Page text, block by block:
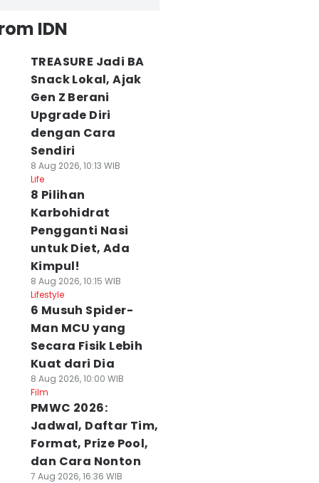
IDN
TREASURE Jadi BA
Snack Lokal, Ajak
Gen Z Berani
Upgrade Diri
dengan Cara
Sendiri
8 Aug 2026, 10:13 WIB
Life
8 Pilihan
Karbohidrat
Pengganti Nasi
untuk Diet, Ada
Kimpul!
8 Aug 2026, 10:15 WIB
Lifestyle
6 Musuh Spider-
Man MCU yang
Secara Fisik Lebih
Kuat dari Dia
8 Aug 2026, 10:00 WIB
Film
PMWC 2026:
Jadwal, Daftar Tim,
Format, Prize Pool,
dan Cara Nonton
7 Aug 2026, 16:36 WIB